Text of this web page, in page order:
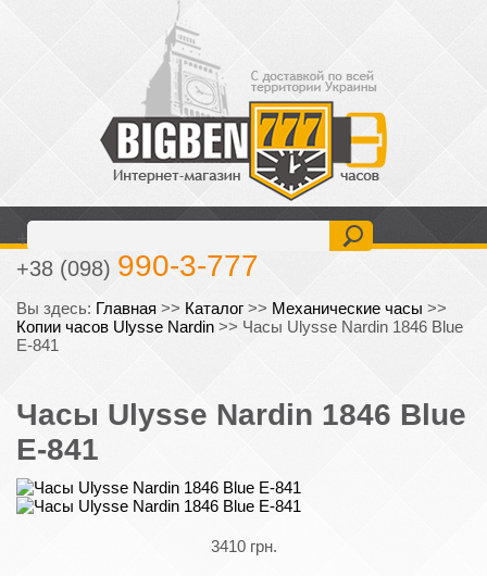
+38 (093)
+38 (098) 990-3-777
Вы здесь: Главная >> Каталог >> Механические часы >>
Копии часов Ulysse Nardin >> Часы Ulysse Nardin 1846 Blue
E-841
Часы Ulysse Nardin 1846 Blue
E-841
3410 грн.